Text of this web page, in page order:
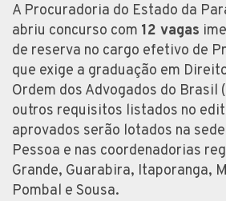
A Procuradoria do Estado da
abriu concurso com 12 vagas
de reserva no cargo efetivo de
que exige a graduação em
Ordem dos Advogados do Brasil
outros requisitos listados no
aprovados serão lotados na
Pessoa e nas coordenadorias
Grande, Guarabira, Itaporanga,
Pombal e Sousa.